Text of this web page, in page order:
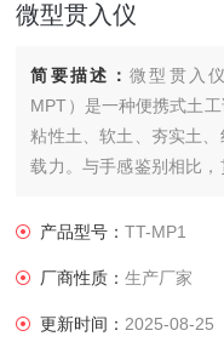
微型贯入仪
简要描述：微型贯入
MPT）是一种便携式土
粘性土、软土、夯实土
载力。与手感鉴别相比
产品型号：TT-MP1
厂商性质：生产厂家
更新时间： 2025-08-25